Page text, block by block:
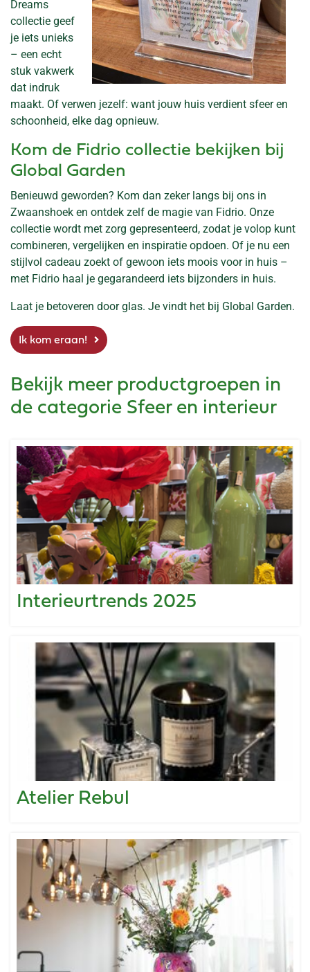
Dreams
collectie geef
je iets unieks
– een echt
stuk vakwerk
dat indruk
maakt. Of verwen jezelf: want jouw huis verdient sfeer en
schoonheid, elke dag opnieuw.
Kom de Fidrio collectie bekijken bij
Global Garden
Benieuwd geworden? Kom dan zeker langs bij ons in
Zwaanshoek en ontdek zelf de magie van Fidrio. Onze
collectie wordt met zorg gepresenteerd, zodat je volop kunt
combineren, vergelijken en inspiratie opdoen. Of je nu een
stijlvol cadeau zoekt of gewoon iets moois voor in huis –
met Fidrio haal je gegarandeerd iets bijzonders in huis.
Laat je betoveren door glas. Je vindt het bij Global Garden.
Ik kom eraan!
Bekijk meer productgroepen in
de categorie Sfeer en interieur
Interieurtrends 2025
Atelier Rebul